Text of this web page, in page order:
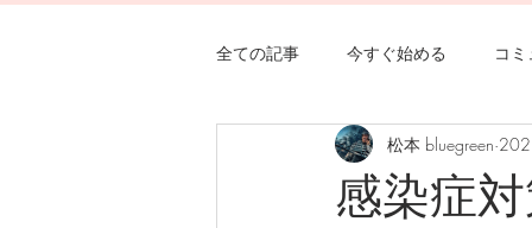
全ての記事 今すぐ始める コ
感染症
松本 bluegreen